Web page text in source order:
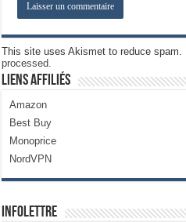
This site uses Akismet to reduce spam.
processed.
Liens Affiliés
Amazon
Best Buy
Monoprice
NordVPN
Infolettre